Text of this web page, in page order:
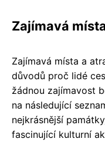
Zajímavá
Zajímavá místa a
důvodů proč lidé
žádnou zajímavost
na následující
nejkrásnější
fascinující kulturní